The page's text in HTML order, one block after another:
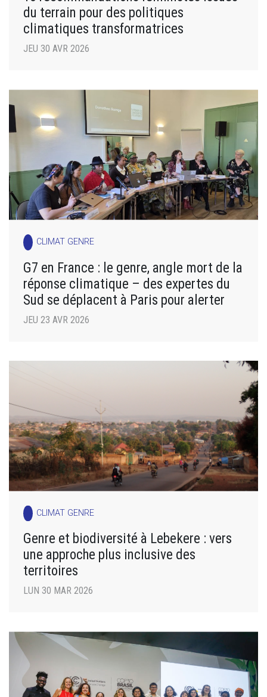
du terrain pour des politiques
climatiques transformatrices
JEU 30 AVR 2026
CLIMAT GENRE
G7 en France : le genre, angle mort de la
réponse climatique – des expertes du
Sud se déplacent à Paris pour alerter
JEU 23 AVR 2026
CLIMAT GENRE
Genre et biodiversité à Lebekere : vers
une approche plus inclusive des
territoires
LUN 30 MAR 2026